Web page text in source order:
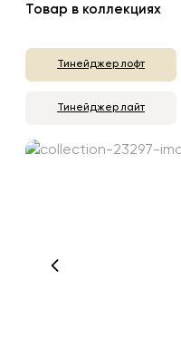
Товар в коллекциях
Тинейджер лофт
Тинейджер лайт